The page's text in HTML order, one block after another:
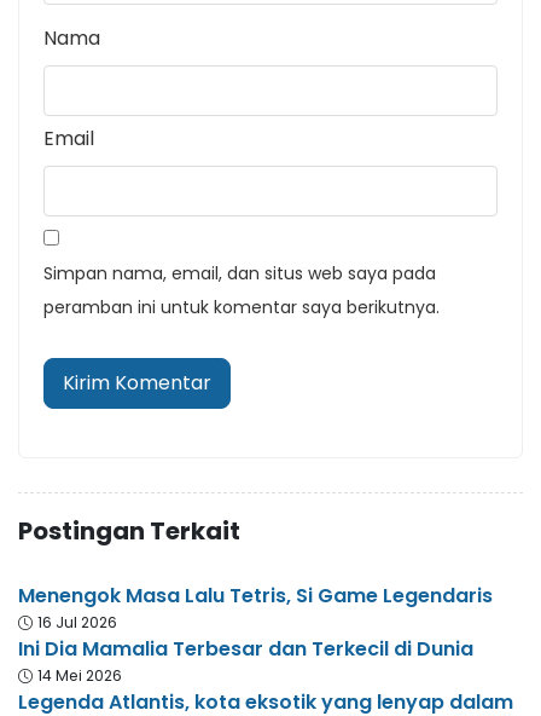
Nama
Email
Simpan nama, email, dan situs web saya pada
peramban ini untuk komentar saya berikutnya.
Postingan Terkait
Menengok Masa Lalu Tetris, Si Game Legendaris
16 Jul 2026
Ini Dia Mamalia Terbesar dan Terkecil di Dunia
14 Mei 2026
Legenda Atlantis, kota eksotik yang lenyap dalam